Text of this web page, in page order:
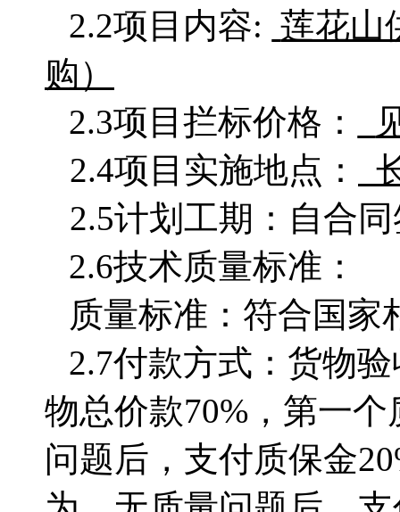
2.2项目 内容: 莲花山
购）
2.3项目拦标价格：
2.4项目实施地点：
2.5计划工期：自
2.6技术质量标准：
质量标准：符合国家
2.7付款方式：货物
物总价款70%，第一
问题后，支付质保金